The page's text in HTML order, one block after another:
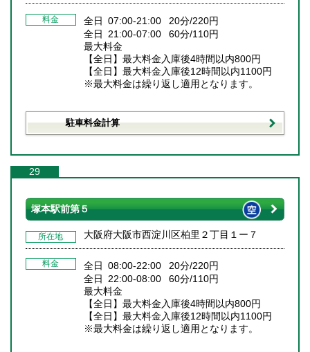
料金
全日 07:00-21:00 20分/220円
全日 21:00-07:00 60分/110円
最大料金
【全日】最大料金入庫後4時間以内800円
【全日】最大料金入庫後12時間以内1100円
※最大料金は繰り返し適用となります。
駐車料金計算
29
塚本駅前第５
所在地 大阪府大阪市西淀川区柏里２丁目１ー７
料金
全日 08:00-22:00 20分/220円
全日 22:00-08:00 60分/110円
最大料金
【全日】最大料金入庫後4時間以内800円
【全日】最大料金入庫後12時間以内1100円
※最大料金は繰り返し適用となります。